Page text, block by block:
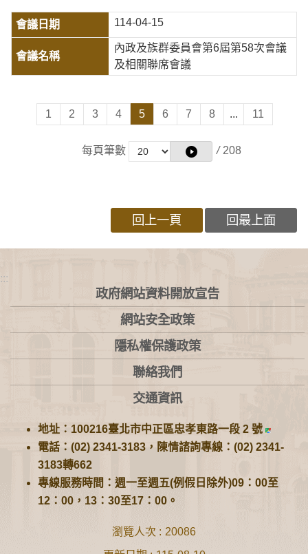
114-04-15
內政及族群委員會第6屆第58次會議
及相關聯席會議
1 2 3 4 5 6 7 8 ... 11
每頁筆數 / 208
回上一頁 回最上面
:::
政府網站資料開放宣告
網站安全政策
隱私權保護政策
聯絡我們
交通資訊
地址：100216臺北市中正區忠孝東路一段 2 號
電話：(02) 2341-3183，陳情諮詢專線：(02) 2341-
3183轉662
專線服務時間：週一至週五(例假日除外)09：00至
12：00，13：30至17：00。
瀏覽人次
20086